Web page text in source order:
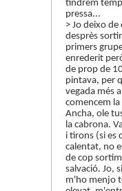
tindrem
pressa...
> Jo deixo
desprès
primers
enrederit
de prop de
pintava, per
vegada més
comencem
Ancha, ole
la cabrona.
i tirons (si es
calentat, no
de cop
salvació. Jo,
m'ho menjo